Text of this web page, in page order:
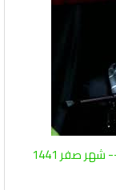
صفر 1441